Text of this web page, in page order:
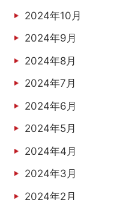
2024年10月
2024年9月
2024年8月
2024年7月
2024年6月
2024年5月
2024年4月
2024年3月
2024年2月